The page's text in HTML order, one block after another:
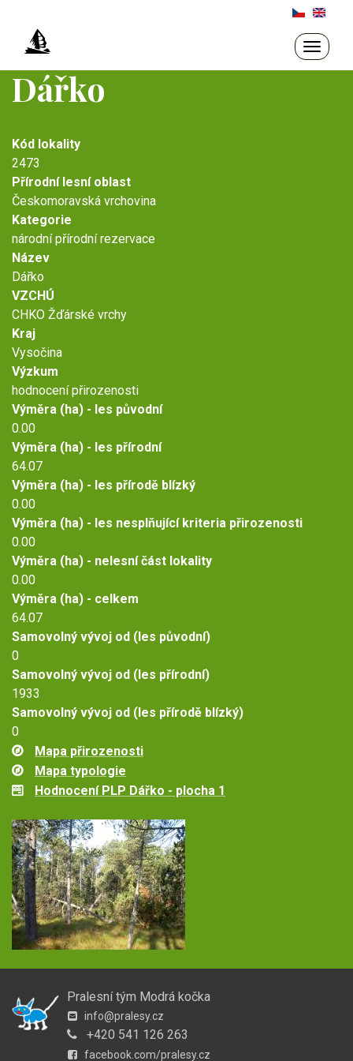
hlavnímu
Toggle
Dářko
Kód lokality
2473
Přírodní lesní oblast
Českomoravská vrchovina
Kategorie
národní přírodní rezervace
Název
Dářko
VZCHÚ
CHKO Žďárské vrchy
Kraj
Vysočina
Výzkum
hodnocení přirozenosti
Výměra (ha) - les původní
0.00
Výměra (ha) - les přírodní
64.07
Výměra (ha) - les přírodě blízký
0.00
Výměra (ha) - les nesplňující kriteria přirozenosti
0.00
Výměra (ha) - nelesní část lokality
0.00
Výměra (ha) - celkem
64.07
Samovolný vývoj od (les původní)
0
Samovolný vývoj od (les přírodní)
1933
Samovolný vývoj od (les přírodě blízký)
0
Mapa přirozenosti
Mapa typologie
Hodnocení PLP Dářko - plocha 1
Pralesní tým Modrá kočka
info@pralesy.cz
+420 541 126 263
facebook.com/pralesy.cz